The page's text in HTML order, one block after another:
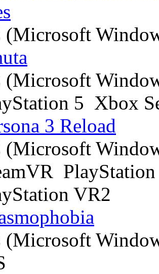
(Microsoft
(Microsoft
5 Xbox
3 Reload
(Microsoft
VR2
(Microsoft